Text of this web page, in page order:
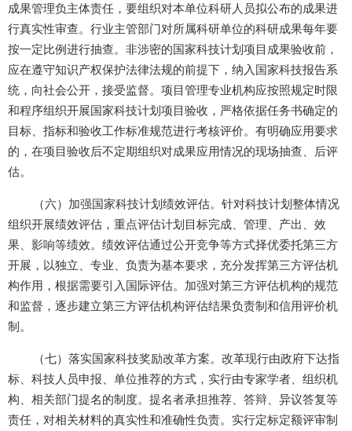
成果管理负主体责任，要组织对本单位科研人员拟公布的成果进
行真实性审查。行业主管部门对所属科研单位的科研成果每年要
按一定比例进行抽查。非涉密的国家科技计划项目成果验收前，
应在遵守知识产权保护法律法规的前提下，纳入国家科技报告系
统，向社会公开，接受监督。项目管理专业机构应按照规定时限
和程序组织开展国家科技计划项目验收，严格依据任务书确定的
目标、指标和验收工作标准规范进行考核评价。有明确应用要求
的，在项目验收后不定期组织对成果应用情况的现场抽查、后评
估。
（六）加强国家科技计划绩效评估。针对科技计划整体情况
组织开展绩效评估，重点评估计划目标完成、管理、产出、效
果、影响等绩效。绩效评估通过公开竞争等方式择优委托第三方
开展，以独立、专业、负责为基本要求，充分发挥第三方评估机
构作用，根据需要引入国际评估。加强对第三方评估机构的规范
和监督，逐步建立第三方评估机构评估结果负责制和信用评价机
制。
（七）落实国家科技奖励改革方案。改革现行由政府下达指
标、科技人员申报、单位推荐的方式，实行由专家学者、组织机
构、相关部门提名的制度。提名者承担推荐、答辩、异议答复等
责任，对相关材料的真实性和准确性负责。实行定标定额评审制